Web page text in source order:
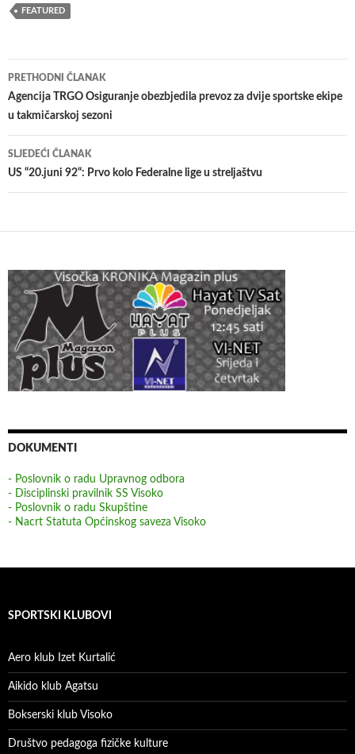
FEATURED
Navigacija
članaka
PRETHODNI ČLANAK
Agencija TRGO Osiguranje obezbjedila prevoz za dvije sportske ekipe
u takmičarskoj sezoni
SLJEDEĆI ČLANAK
US “20.juni 92“: Prvo kolo Federalne lige u streljaštvu
DOKUMENTI
- Poslovnik o radu Upravnog odbora
- Disciplinski pravilnik SS Visoko
- Poslovnik o radu Skupštine
- Nacrt Statuta Općinskog saveza Visoko
SPORTSKI KLUBOVI
Aero klub Izet Kurtalić
Aikido klub Agatsu
Bokserski klub Visoko
Društvo pedagoga fizičke kulture